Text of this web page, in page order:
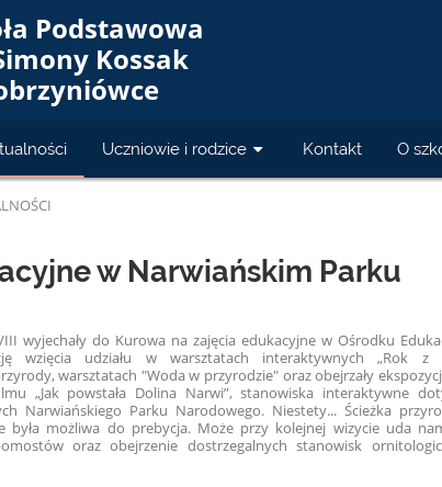
Podstawowa
Kossak
Uczniowie i rodzice Kontakt O
w Narwiańskim Parku
wyjechały do Kurowa na zajęcia edukacyjne w Ośrodku
wzięcia udziału w warsztatach interaktywnych „Rok z
warsztatach "Woda w przyrodzie" oraz obejrzały
„Jak powstała Dolina Narwi”, stanowiska interaktywne
Narwiańskiego Parku Narodowego. Niestety... Ścieżka
możliwa do prebycja. Może przy kolejnej wizycie uda
oraz obejrzenie dostrzegalnych stanowisk